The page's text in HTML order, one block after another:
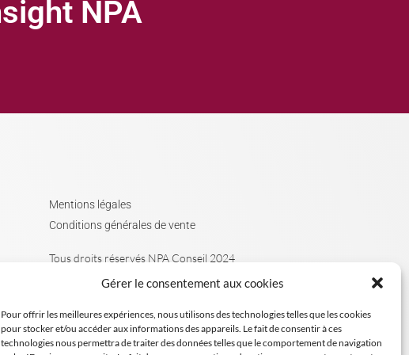
Gérer le consentement aux cookies
Pour offrir les meilleures expériences, nous utilisons des technologies telles que les cookies
pour stocker et/ou accéder aux informations des appareils. Le fait de consentir à ces
technologies nous permettra de traiter des données telles que le comportement de navigation
NPA
Mentions légales
Conditions générales de vente
Tous droits réservés NPA Conseil 2024